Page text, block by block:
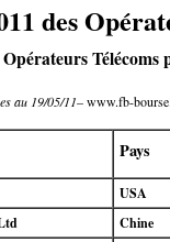
des
Opérateurs Télécoms
au 19/05/11– www.fb-
Pays
USA
Chine